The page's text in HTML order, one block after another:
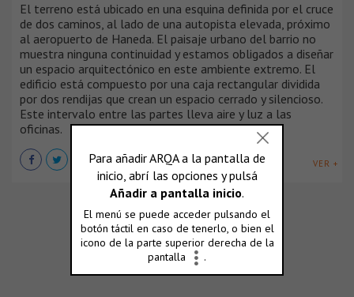
El terreno está ubicado en una esquina definida por el cruce
de dos caminos, al lado de una autopista elevada, próximo
al aeropuerto de Haneda. El paisaje urbano del barrio no
muestra ninguna continuidad y estamos obligados a diseñar
un espacio arquitectónico en este ambiente extremo. El
edificio está compuesto por una caja rectangular dividida
por dos rendijas que crean un espacio cerrado y silencioso.
Este intervalo entre las partes lleva aire y luz a las
oficinas.
VER +